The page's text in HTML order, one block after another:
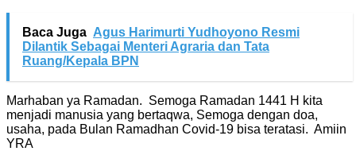
Baca Juga Agus Harimurti Yudhoyono Resmi
Dilantik Sebagai Menteri Agraria dan Tata
Ruang/Kepala BPN
Marhaban ya Ramadan. Semoga Ramadan 1441 H kita
menjadi manusia yang bertaqwa, Semoga dengan doa,
usaha, pada Bulan Ramadhan Covid-19 bisa teratasi. Amiin
YRA